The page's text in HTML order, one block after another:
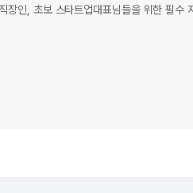
장인, 초보 스타트업대표님들을 위한 필수